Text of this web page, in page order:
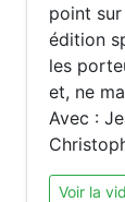
point
édition
les
et, ne
Avec :
Voir la